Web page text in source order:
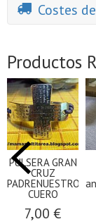
Costes
Productos
PULSERA GRAN
CRUZ
PADRENUESTRO
CUERO
7,00 €